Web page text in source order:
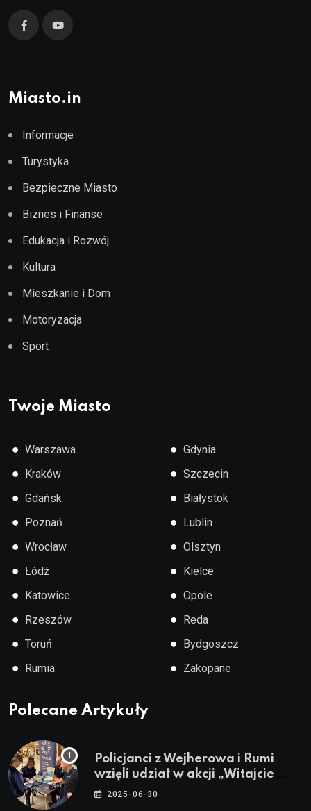
Miasto.in
Informacje
Turystyka
Bezpieczne Miasto
Biznes i Finanse
Edukacja i Rozwój
Kultura
Mieszkanie i Dom
Motoryzacja
Sport
Twoje Miasto
● Warszawa
● Kraków
● Gdańsk
● Poznań
● Wrocław
● Łódź
● Katowice
● Rzeszów
● Toruń
● Rumia
● Gdynia
● Szczecin
● Białystok
● Lublin
● Olsztyn
● Kielce
● Opole
● Reda
● Bydgoszcz
● Zakopane
Polecane Artykuły
Policjanci z Wejherowa i Rumi
wzięli udział w akcji „Witajcie
Wakacje”
2025-06-30